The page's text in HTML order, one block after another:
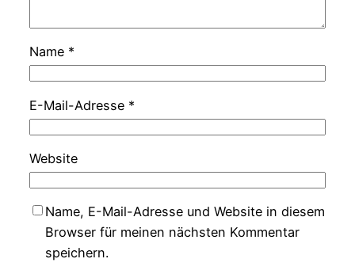
Name *
E-Mail-Adresse *
Website
Name, E-Mail-Adresse und Website in diesem
Browser für meinen nächsten Kommentar
speichern.